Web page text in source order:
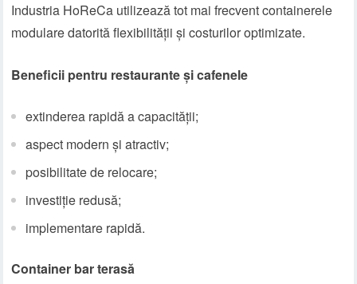
Industria HoReCa utilizează tot mai frecvent containerele
modulare datorită flexibilității și costurilor optimizate.
Beneficii pentru restaurante și cafenele
extinderea rapidă a capacității;
aspect modern și atractiv;
posibilitate de relocare;
investiție redusă;
implementare rapidă.
Container bar terasă